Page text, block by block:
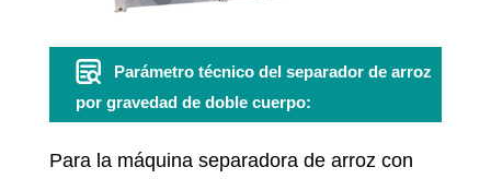
Parámetro técnico del separador de arroz
por gravedad de doble cuerpo:
Para la máquina separadora de arroz con